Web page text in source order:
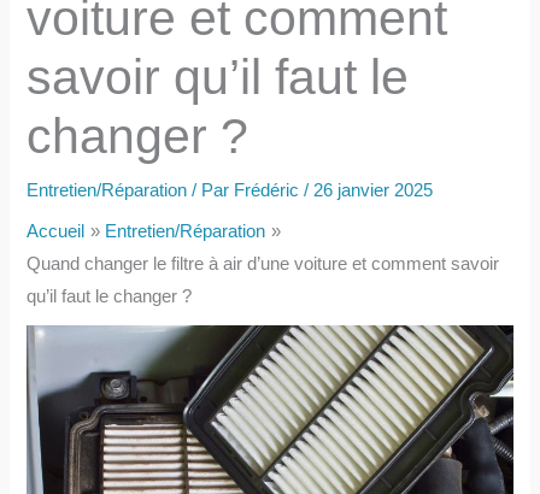
voiture et comment
savoir qu’il faut le
changer ?
Entretien/Réparation / Par Frédéric/26 janvier 2025
Accueil
Entretien/Réparation
Quand changer le filtre à air d’une voiture et comment savoir
qu’il faut le changer ?